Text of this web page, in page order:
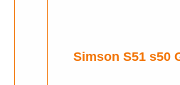
Simson S51 s50